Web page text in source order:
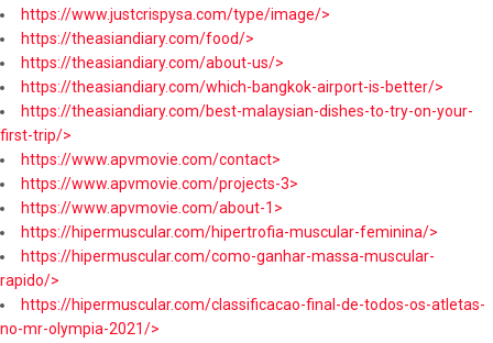
https://www.justcrispysa.com/type/image/>
https://theasiandiary.com/food/>
https://theasiandiary.com/about-us/>
https://theasiandiary.com/which-bangkok-airport-is-better/>
https://theasiandiary.com/best-malaysian-dishes-to-try-on-your-
first-trip/>
https://www.apvmovie.com/contact>
https://www.apvmovie.com/projects-3>
https://www.apvmovie.com/about-1>
https://hipermuscular.com/hipertrofia-muscular-feminina/>
https://hipermuscular.com/como-ganhar-massa-muscular-
rapido/>
https://hipermuscular.com/classificacao-final-de-todos-os-atletas-
no-mr-olympia-2021/>